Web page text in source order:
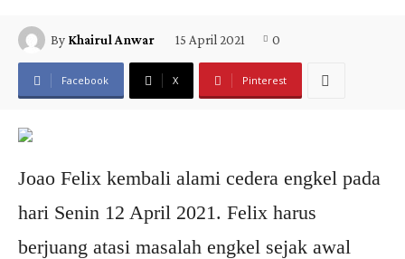
By Khairul Anwar 15 April 2021 0
Facebook X Pinterest
Joao Felix kembali alami cedera engkel pada
hari Senin 12 April 2021. Felix harus
berjuang atasi masalah engkel sejak awal